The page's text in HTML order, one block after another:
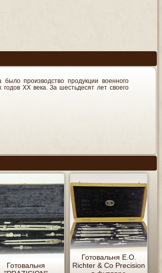
производство продукции военного
ХХ века. За шестьдесят лет своего
Готовальня
Готовальня E.O.
Richter & Co Precision